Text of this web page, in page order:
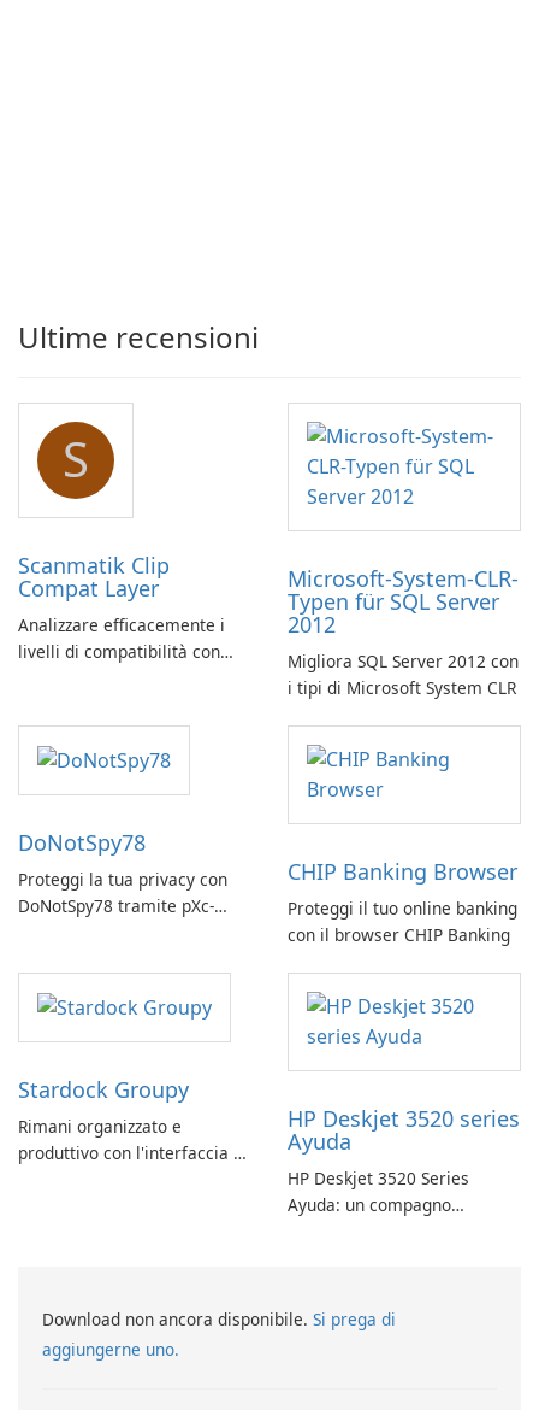
Ultime recensioni
S
Scanmatik Clip
Compat Layer
Analizzare efficacemente i
livelli di compatibilità con
Microsoft-System-CLR-
Typen für SQL Server
2012
Migliora SQL Server 2012 con
i tipi di Microsoft System CLR
DoNotSpy78
Proteggi la tua privacy con
DoNotSpy78 tramite pXc-
CHIP Banking Browser
Proteggi il tuo online banking
con il browser CHIP Banking
Stardock Groupy
Rimani organizzato e
produttivo con l'interfaccia a
HP Deskjet 3520 series
Ayuda
HP Deskjet 3520 Series
Ayuda: un compagno
Download non ancora disponibile. Si prega di
aggiungerne uno.